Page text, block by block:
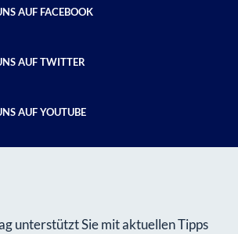
AUF FACEBOOK
AUF TWITTER
AUF YOUTUBE
unterstützt Sie mit aktuellen Tipps